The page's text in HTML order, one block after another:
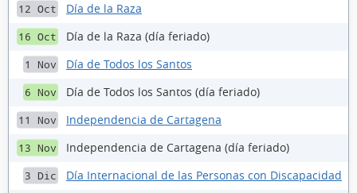
12 Oct Día de la Raza
16 Oct Día de la Raza (día feriado)
1 Nov Día de Todos los Santos
6 Nov Día de Todos los Santos (día feriado)
11 Nov Independencia de Cartagena
13 Nov Independencia de Cartagena (día feriado)
3 Dic Día Internacional de las Personas con Discapacidad